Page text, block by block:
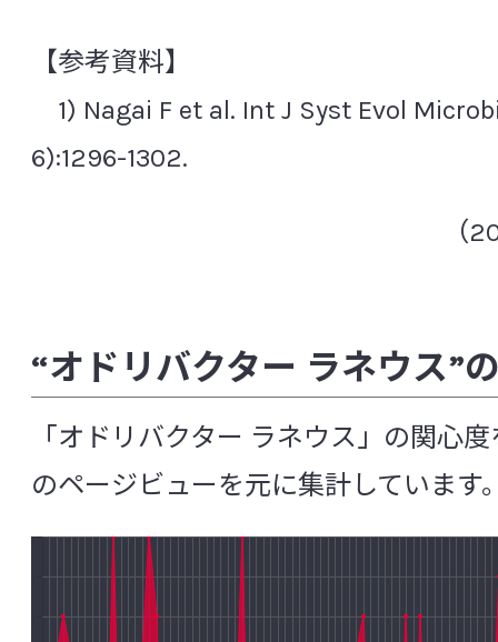
ビフィドバクテリウム ビフィダム
ビフィドバクテリウム ブレーべ
ビフィドバクテリウム モンゴリエンセ
ビフィドバクテリウム ロンガム 亜種 ロンガム
フシカテニバクター サッカリボランス
フソバクテリウム バリウム
ブチリシコッカス フィーシホミニス
ベイロネラ パルブラ
[マ行]
【参考資料】
1) Nagai F et al. Int J Syst Evol
6):1296-1302.
（
“オドリバクター ラネウス”
「オドリバクター ラネウス」の関心
のページビューを元に集計しています